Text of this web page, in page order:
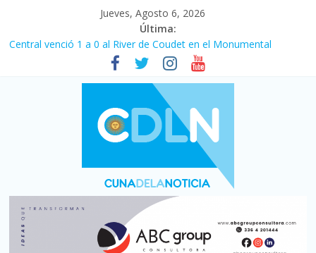
Jueves, Agosto 6, 2026
Última:
Central venció 1 a 0 al River de Coudet en el Monumental
La morosidad alcanzó su nivel más alto en dos décadas y ya
afecta a 400 mil deudores en Santa Fe
Desde que asumió Milei cerraron 41.000 kioscos: el sector
denuncia crisis como en 2001
Vacaciones de invierno con más movimiento y consumo
turístico: 4,6 millones de personas viajaron por el país, un 5,9%
Fuerte caída de la venta de autos usados en julio: bajó un 12,6%